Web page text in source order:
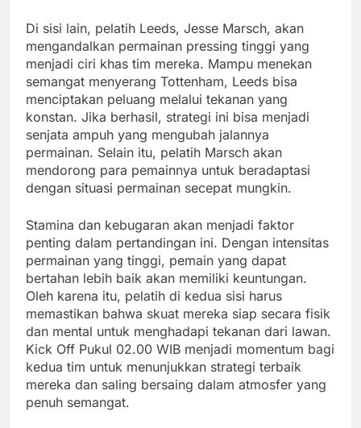
Di sisi lain, pelatih Leeds, Jesse Marsch, akan
mengandalkan permainan pressing tinggi yang
menjadi ciri khas tim mereka. Mampu menekan
semangat menyerang Tottenham, Leeds bisa
menciptakan peluang melalui tekanan yang
konstan. Jika berhasil, strategi ini bisa menjadi
senjata ampuh yang mengubah jalannya
permainan. Selain itu, pelatih Marsch akan
mendorong para pemainnya untuk beradaptasi
dengan situasi permainan secepat mungkin.
Stamina dan kebugaran akan menjadi faktor
penting dalam pertandingan ini. Dengan intensitas
permainan yang tinggi, pemain yang dapat
bertahan lebih baik akan memiliki keuntungan.
Oleh karena itu, pelatih di kedua sisi harus
memastikan bahwa skuat mereka siap secara fisik
dan mental untuk menghadapi tekanan dari lawan.
Kick Off Pukul 02.00 WIB menjadi momentum bagi
kedua tim untuk menunjukkan strategi terbaik
mereka dan saling bersaing dalam atmosfer yang
penuh semangat.